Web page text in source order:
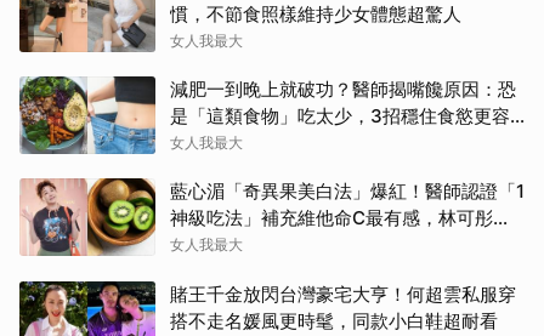
慣，不節食照樣維持少女體態超驚人
女人我最大
減肥一到晚上就破功？醫師揭嘴饞原因：恐
是「這類食物」吃太少，3招穩住食慾更容
易瘦！
女人我最大
藍心湄「奇異果美白法」爆紅！醫師認證「1
神級吃法」補充維他命C最有感，林可彤自
曝從小跟著吃
女人我最大
賭王千金放閃台灣豪宅大亨！何超雲私服穿
搭不走名媛風更時髦，同款小白鞋超耐看